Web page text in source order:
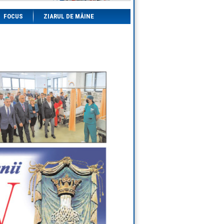
FOCUS ZIARUL DE MÂINE